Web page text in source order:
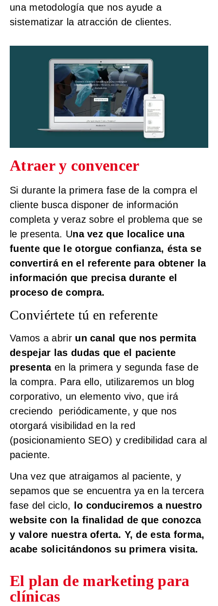
una metodología que nos ayude a
sistematizar la atracción de clientes.
Atraer y convencer
Si durante la primera fase de la compra el
cliente busca disponer de información
completa y veraz sobre el problema que se
le presenta. Una vez que localice una
fuente que le otorgue confianza, ésta se
convertirá en el referente para obtener la
información que precisa durante el
proceso de compra.
Conviértete tú en referente
Vamos a abrir un canal que nos permita
despejar las dudas que el paciente
presentaen la primera y segunda fase de
la compra. Para ello, utilizaremos un blog
corporativo, un elemento vivo, que irá
creciendo periódicamente, y que nos
otorgará visibilidad en la red
(posicionamiento SEO) y credibilidad cara al
paciente.
Una vez que atraigamos al paciente, y
sepamos que se encuentra ya en la tercera
fase del ciclo,
lo conduciremos a nuestro
website con la finalidad de que conozca
y valore nuestra oferta. Y, de esta forma,
acabe solicitándonos su primera visita.
El plan de marketing para
clínicas